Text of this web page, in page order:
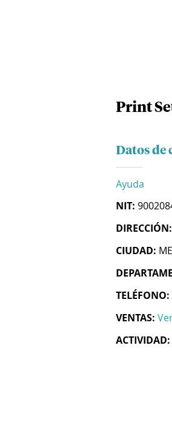
Print
Datos de
Ayuda
NIT:
DIRECCIÓN:
CIUDAD:
TELÉFONO:
VENTAS:
ACTIVIDAD: